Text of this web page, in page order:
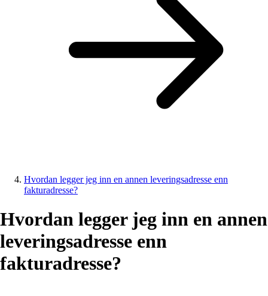
Hvordan legger jeg inn en annen leveringsadresse enn
fakturadresse?
Hvordan legger jeg inn en annen
leveringsadresse enn
fakturadresse?